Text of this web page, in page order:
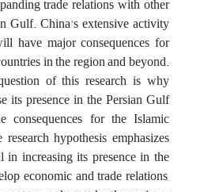
Gulf. China's extensive activity
have major consequences for
in the region and beyond.
of this research is why
its presence in the Persian Gulf
for the Islamic
hypothesis emphasizes
increasing its presence in the
economic and trade relations,